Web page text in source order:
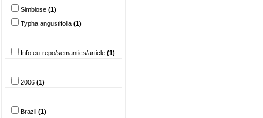
Simbiose (1)
Typha angustifolia (1)
Info:eu-repo/semantics/article (1)
2006 (1)
Brazil (1)